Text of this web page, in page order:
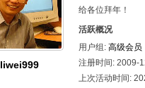
liwei999
给各位拜年！
活跃概况
用户组: 高级会员
注册时间: 2009-
上次活动时间: